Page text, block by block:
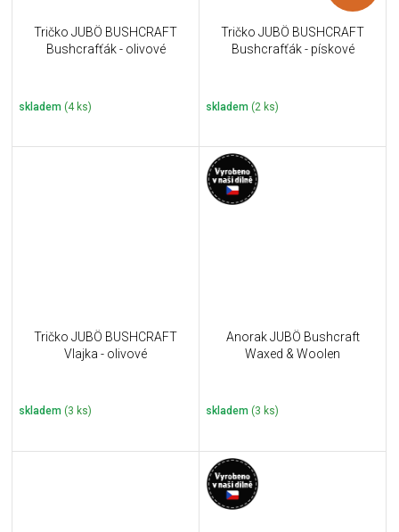
Tričko JUBÖ BUSHCRAFT
Bushcrafťák - olivové
skladem (4 ks)
Tričko JUBÖ BUSHCRAFT
Bushcrafťák - pískové
skladem (2 ks)
Tričko JUBÖ BUSHCRAFT
Vlajka - olivové
skladem (3 ks)
Anorak JUBÖ Bushcraft
Waxed & Woolen
skladem (3 ks)